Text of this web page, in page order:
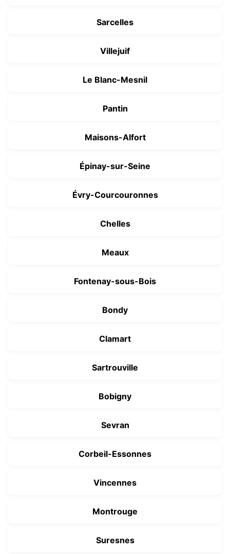
Sarcelles
Villejuif
Le Blanc-Mesnil
Pantin
Maisons-Alfort
Épinay-sur-Seine
Évry-Courcouronnes
Chelles
Meaux
Fontenay-sous-Bois
Bondy
Clamart
Sartrouville
Bobigny
Sevran
Corbeil-Essonnes
Vincennes
Montrouge
Suresnes